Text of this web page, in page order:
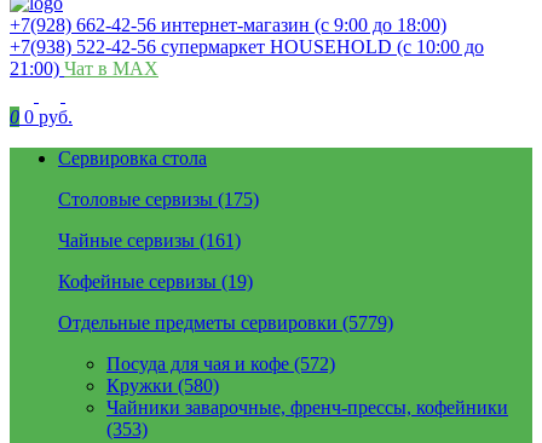
+7(928) 662-42-56 интернет-магазин (с 9:00 до 18:00)
+7(938) 522-42-56 супермаркет HOUSEHOLD (с 10:00 до
21:00) Чат в MAX
0 0 руб.
Сервировка стола
Столовые сервизы (175)
Чайные сервизы (161)
Кофейные сервизы (19)
Отдельные предметы сервировки (5779)
Посуда для чая и кофе (572)
Кружки (580)
Чайники заварочные, френч-прессы, кофейники
(353)